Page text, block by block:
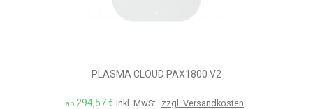
PLASMA CLOUD PAX1800 V2
ab 294,57 € inkl. MwSt. zzgl. Versandkosten